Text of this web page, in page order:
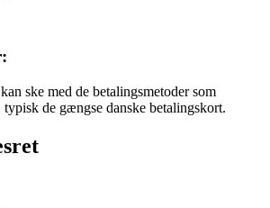
ske med de betalingsmetoder som
de gængse danske betalingskort.